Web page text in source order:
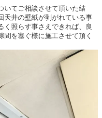
いてご相談させて頂いた結
天井の壁紙が剥がれている事
く照らす事さえできれば、良
を塞ぐ様に施工させて頂く